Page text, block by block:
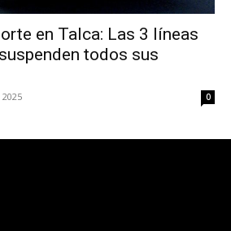
en Talca: Las 3 líneas
todos sus
0